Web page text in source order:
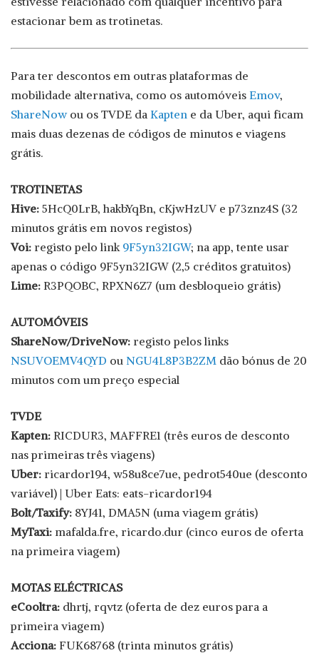
estacionar bem as trotinetas.
Para ter descontos em outras plataformas de
mobilidade alternativa, como os automóveis Emov,
ShareNowou os TVDE da Kapten e da Uber, aqui ficam
mais duas dezenas de códigos de minutos e viagens
grátis.
TROTINETAS
Hive: 5HcQ0LrB, hakbYqBn, cKjwHzUV e p73znz4S (32
minutos grátis em novos registos)
Voi: registo pelo link 9F5yn32IGW; na app, tente usar
apenas o código 9F5yn32IGW (2,5 créditos gratuitos)
Lime: R3PQOBC, RPXN6Z7 (um desbloqueio grátis)
AUTOMÓVEIS
ShareNow/DriveNow: registo pelos links
NSUVOEMV4QYD ou NGU4L8P3B2ZM dão bónus de 20
minutos com um preço especial
TVDE
Kapten: RICDUR3, MAFFRE1 (três euros de desconto
nas primeiras três viagens)
Uber: ricardor194, w58u8ce7ue, pedrot540ue (desconto
variável) | Uber Eats: eats-ricardor194
Bolt/Taxify: 8YJ41, DMA5N (uma viagem grátis)
MyTaxi: mafalda.fre, ricardo.dur (cinco euros de oferta
na primeira viagem)
MOTAS ELÉCTRICAS
eCooltra: dhrtj, rqvtz (oferta de dez euros para a
primeira viagem)
Acciona: FUK68768 (trinta minutos grátis)